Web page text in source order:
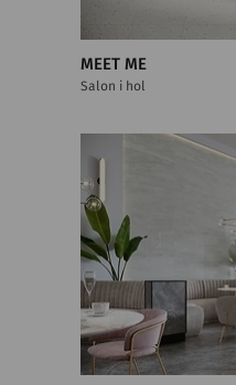
MEET ME
Salon i hol